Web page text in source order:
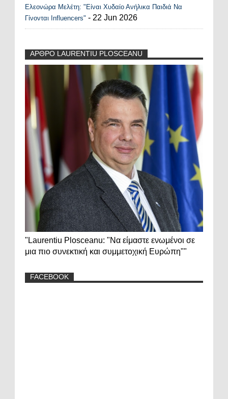
Ελεονώρα Μελέτη: "Είναι Χυδαίο Ανήλικα Παιδιά Να
Γίνονται Influencers" - 22 Jun 2026
ΑΡΘΡΟ LAURENTIU PLOSCEANU
"Laurentiu Plosceanu: "Να είμαστε ενωμένοι σε
μια πιο συνεκτική και συμμετοχική Ευρώπη""
FACEBOOK